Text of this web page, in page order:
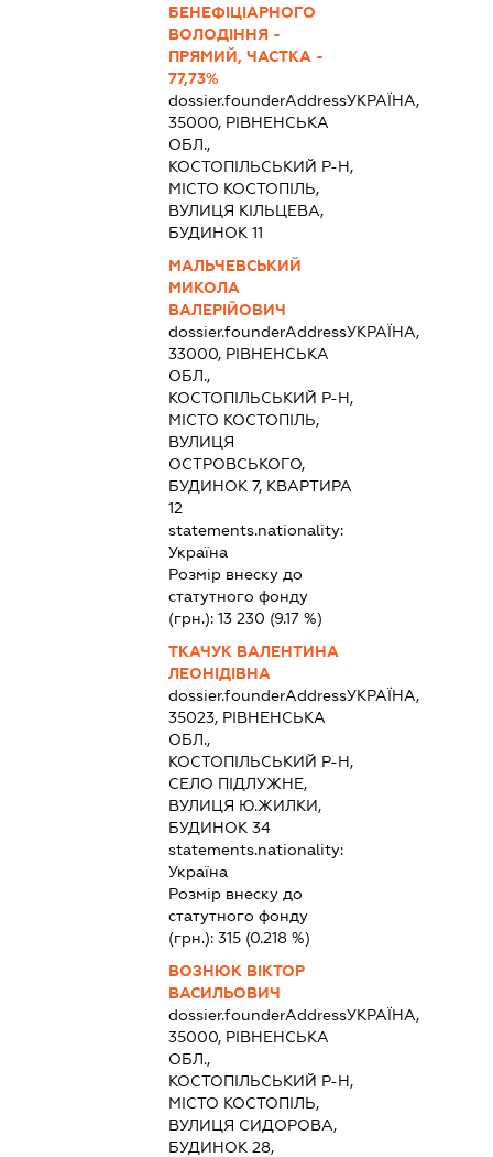
БЕНЕФІЦІАРНОГО
ВОЛОДІННЯ -
ПРЯМИЙ, ЧАСТКА -
77,73%
dossier.founderAddressУКРАЇНА,
35000, РІВНЕНСЬКА
ОБЛ.,
КОСТОПІЛЬСЬКИЙ Р-Н,
МІСТО КОСТОПІЛЬ,
ВУЛИЦЯ КІЛЬЦЕВА,
БУДИНОК 11
МАЛЬЧЕВСЬКИЙ
МИКОЛА
ВАЛЕРІЙОВИЧ
dossier.founderAddressУКРАЇНА,
33000, РІВНЕНСЬКА
ОБЛ.,
КОСТОПІЛЬСЬКИЙ Р-Н,
МІСТО КОСТОПІЛЬ,
ВУЛИЦЯ
ОСТРОВСЬКОГО,
БУДИНОК 7, КВАРТИРА
12
statements.nationality:
Україна
Розмір внеску до
статутного фонду
(грн.): 13 230 (9.17 %)
ТКАЧУК ВАЛЕНТИНА
ЛЕОНІДІВНА
dossier.founderAddressУКРАЇНА,
35023, РІВНЕНСЬКА
ОБЛ.,
КОСТОПІЛЬСЬКИЙ Р-Н,
СЕЛО ПІДЛУЖНЕ,
ВУЛИЦЯ Ю.ЖИЛКИ,
БУДИНОК 34
statements.nationality:
Україна
Розмір внеску до
статутного фонду
(грн.): 315(0.218 %)
ВОЗНЮК ВІКТОР
ВАСИЛЬОВИЧ
dossier.founderAddressУКРАЇНА,
35000, РІВНЕНСЬКА
ОБЛ.,
КОСТОПІЛЬСЬКИЙ Р-Н,
МІСТО КОСТОПІЛЬ,
ВУЛИЦЯ СИДОРОВА,
БУДИНОК 28,